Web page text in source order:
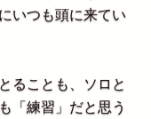
いつも頭に来てい
ることも、ソロと
「練習」だと思う